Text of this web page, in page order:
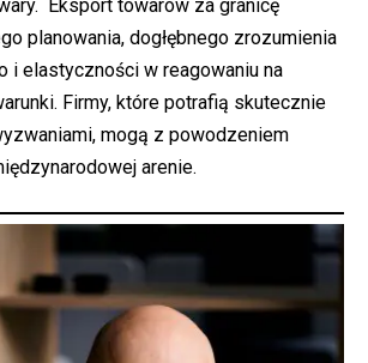
Eksport towarów za granicę
planowania, dogłębnego zrozumienia
i elastyczności w reagowaniu na
Firmy, które potrafią skutecznie
mogą z powodzeniem
arenie.